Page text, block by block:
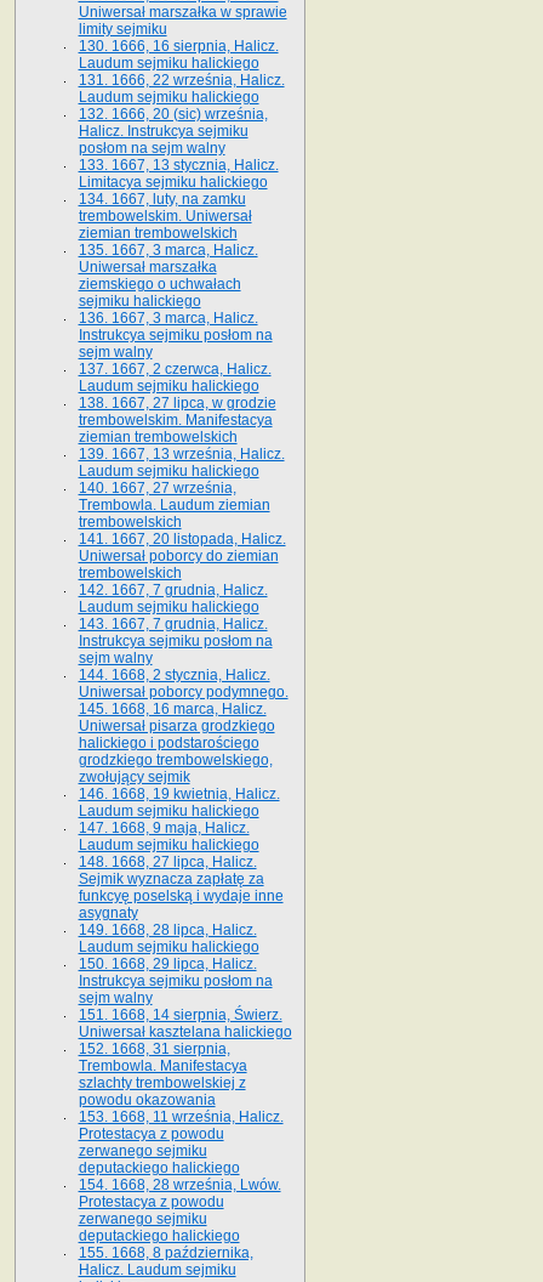
Uniwersał marszałka w sprawie
limity sejmiku
130. 1666, 16 sierpnia, Halicz.
Laudum sejmiku halickiego
131. 1666, 22 września, Halicz.
Laudum sejmiku halickiego
132. 1666, 20 (sic) września,
Halicz. Instrukcya sejmiku
posłom na sejm walny
133. 1667, 13 stycznia, Halicz.
Limitacya sejmiku halickiego
134. 1667, luty, na zamku
trembowelskim. Uniwersał
ziemian trembowelskich
135. 1667, 3 marca, Halicz.
Uniwersał marszałka
ziemskiego o uchwałach
sejmiku halickiego
136. 1667, 3 marca, Halicz.
Instrukcya sejmiku posłom na
sejm walny
137. 1667, 2 czerwca, Halicz.
Laudum sejmiku halickiego
138. 1667, 27 lipca, w grodzie
trembowelskim. Manifestacya
ziemian trembowelskich
139. 1667, 13 września, Halicz.
Laudum sejmiku halickiego
140. 1667, 27 września,
Trembowla. Laudum ziemian
trembowelskich
141. 1667, 20 listopada, Halicz.
Uniwersał poborcy do ziemian
trembowelskich
142. 1667, 7 grudnia, Halicz.
Laudum sejmiku halickiego
143. 1667, 7 grudnia, Halicz.
Instrukcya sejmiku posłom na
sejm walny
144. 1668, 2 stycznia, Halicz.
Uniwersał poborcy podymnego.
145. 1668, 16 marca, Halicz.
Uniwersał pisarza grodzkiego
halickiego i podstarościego
grodzkiego trembowelskiego,
zwołujący sejmik
146. 1668, 19 kwietnia, Halicz.
Laudum sejmiku halickiego
147. 1668, 9 maja, Halicz.
Laudum sejmiku halickiego
148. 1668, 27 lipca, Halicz.
Sejmik wyznacza zapłatę za
funkcyę poselską i wydaje inne
asygnaty
149. 1668, 28 lipca, Halicz.
Laudum sejmiku halickiego
150. 1668, 29 lipca, Halicz.
Instrukcya sejmiku posłom na
sejm walny
151. 1668, 14 sierpnia, Świerz.
Uniwersał kasztelana halickiego
152. 1668, 31 sierpnia,
Trembowla. Manifestacya
szlachty trembowelskiej z
powodu okazowania
153. 1668, 11 września, Halicz.
Protestacya z powodu
zerwanego sejmiku
deputackiego halickiego
154. 1668, 28 września, Lwów.
Protestacya z powodu
zerwanego sejmiku
deputackiego halickiego
155. 1668, 8 października,
Halicz. Laudum sejmiku